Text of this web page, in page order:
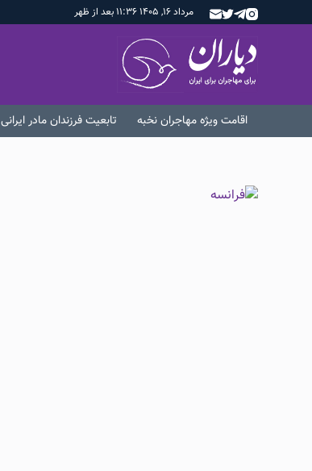
مرداد ۱۶, ۱۴۰۵ ۱۱:۳۶ بعد از ظهر
اقامت ویژه مهاجران نخبه تابعیت فرزندان مادر ایرانی